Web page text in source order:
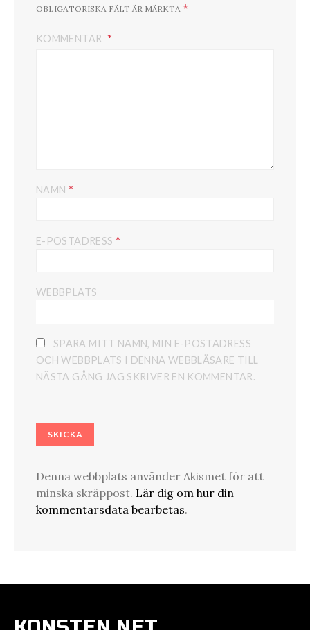
OBLIGATORISKA FÄLT ÄR MÄRKTA *
KOMMENTAR
NAMN *
E-POSTADRESS *
WEBBPLATS
SPARA MITT NAMN, MIN E-POSTADRESS
OCH WEBBPLATS I DENNA WEBBLÄSARE TILL
NÄSTA GÅNG JAG SKRIVER EN KOMMENTAR.
Denna webbplats använder Akismet för att
minska skräppost. Lär dig om hur din
kommentarsdata bearbetas.